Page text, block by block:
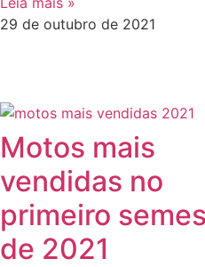
29 de outubro de 2021
Motos mais
vendidas no
primeiro
de 2021